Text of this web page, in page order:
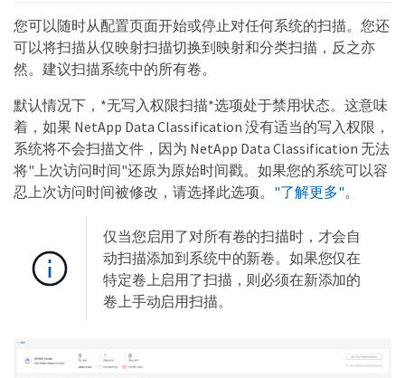
您可以随时从配置页面开始或停止对任何系统的扫描。您还
可以将扫描从仅映射扫描切换到映射和分类扫描，反之亦
然。建议扫描系统中的所有卷。
默认情况下，*无写入权限扫描*选项处于禁用状态。这意味
着，如果 NetApp Data Classification 没有适当的写入权限，
系统将不会扫描文件，因为 NetApp Data Classification 无法
将"上次访问时间"还原为原始时间戳。如果您的系统可以容
忍上次访问时间被修改，请选择此选项。 "了解更多"。
仅当您启用了对所有卷的扫描时，才会自
动扫描添加到系统中的新卷。如果您仅在
特定卷上启用了扫描，则必须在新添加的
卷上手动启用扫描。